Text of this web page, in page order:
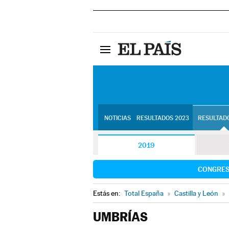
NOTICIAS RESULTADOS 2023
2019
Estás en: Total España » Castilla y León »
UMBRÍAS